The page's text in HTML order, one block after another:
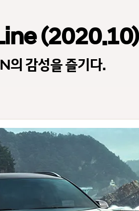
(2020.10)
의 감성을 즐기다.